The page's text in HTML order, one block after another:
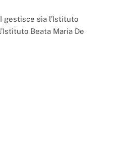
gestisce sia l’Istituto
Beata Maria De